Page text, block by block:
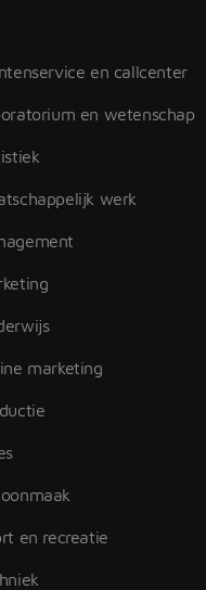
en callcenter
en wetenschap
werk
marketing
en recreatie